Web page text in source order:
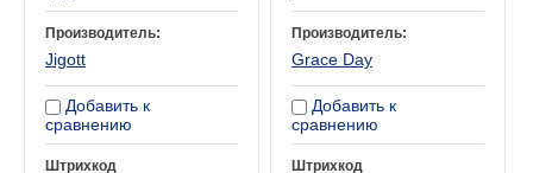
Производитель:
Jigott
Добавить к
сравнению
Штрихкод
Производитель:
Grace Day
Добавить к
сравнению
Штрихкод